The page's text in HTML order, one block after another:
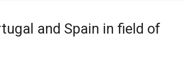
and Spain in field of